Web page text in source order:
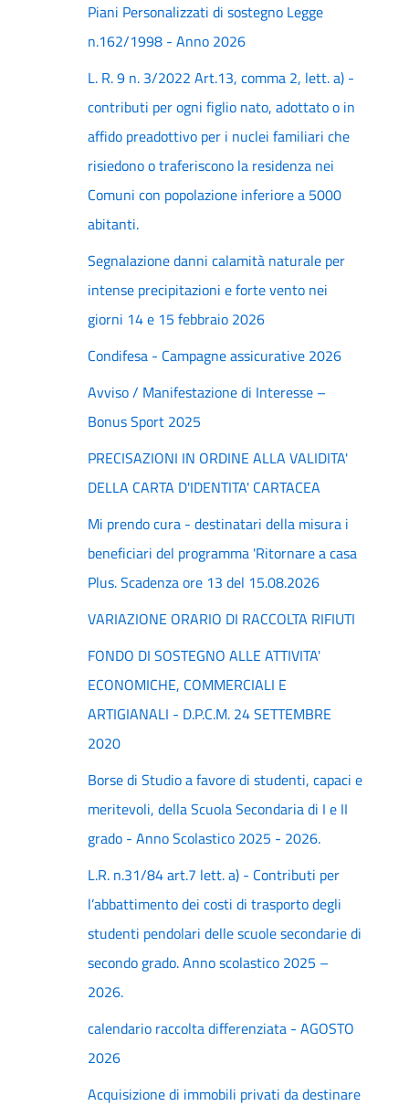
Piani Personalizzati di sostegno Legge
n.162/1998 - Anno 2026
L. R. 9 n. 3/2022 Art.13, comma 2, lett. a) -
contributi per ogni figlio nato, adottato o in
affido preadottivo per i nuclei familiari che
risiedono o traferiscono la residenza nei
Comuni con popolazione inferiore a 5000
abitanti.
Segnalazione danni calamità naturale per
intense precipitazioni e forte vento nei
giorni 14 e 15 febbraio 2026
Condifesa - Campagne assicurative 2026
Avviso / Manifestazione di Interesse –
Bonus Sport 2025
PRECISAZIONI IN ORDINE ALLA VALIDITA'
DELLA CARTA D'IDENTITA' CARTACEA
Mi prendo cura - destinatari della misura i
beneficiari del programma 'Ritornare a casa
Plus. Scadenza ore 13 del 15.08.2026
VARIAZIONE ORARIO DI RACCOLTA RIFIUTI
FONDO DI SOSTEGNO ALLE ATTIVITA'
ECONOMICHE, COMMERCIALI E
ARTIGIANALI - D.P.C.M. 24 SETTEMBRE
2020
Borse di Studio a favore di studenti, capaci e
meritevoli, della Scuola Secondaria di I e II
grado - Anno Scolastico 2025 - 2026.
L.R. n.31/84 art.7 lett. a) - Contributi per
l’abbattimento dei costi di trasporto degli
studenti pendolari delle scuole secondarie di
secondo grado. Anno scolastico 2025 –
2026.
calendario raccolta differenziata - AGOSTO
2026
Acquisizione di immobili privati da destinare